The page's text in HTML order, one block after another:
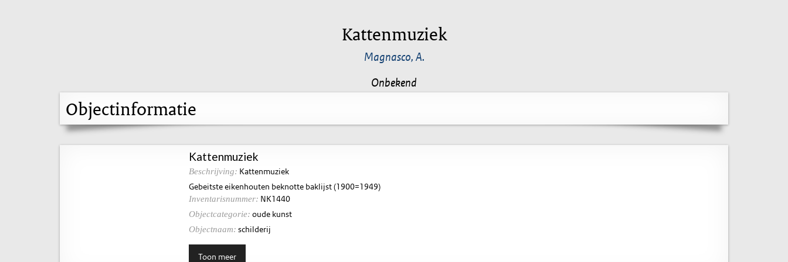
Kattenmuziek
Magnasco, A.
Onbekend
Objectinformatie
Kattenmuziek
Beschrijving: Kattenmuziek
Gebeitste eikenhouten beknotte baklijst (1900=1949)
Inventarisnummer: NK1440
Objectcategorie: oude kunst
Objectnaam: schilderij
Toon meer